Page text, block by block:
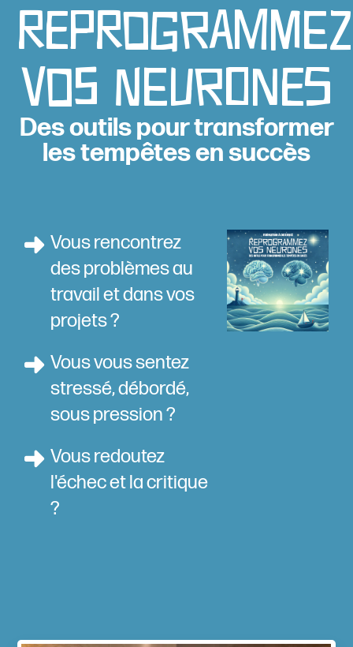
Reprogrammez
vos neurones
Des outils pour transformer
les tempêtes en succès
Vous rencontrez
des problèmes au
travail et dans vos
projets ?
Vous vous sentez
stressé, débordé,
sous pression ?
Vous redoutez
l'échec et la critique
?